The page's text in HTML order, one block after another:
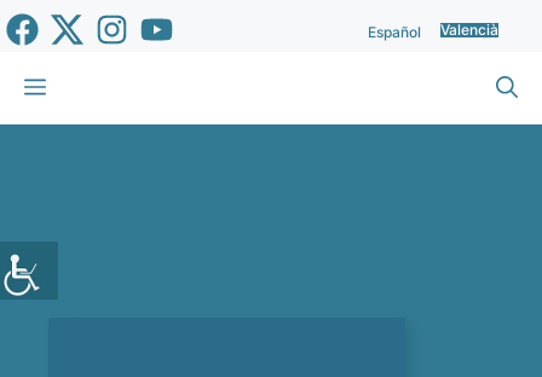
Vés
al
contingut
Español Valencià
Menu